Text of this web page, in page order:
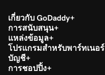
เกี่ยวกับ GoDaddy
การสนับสนุน
แหล่งข้อมูล
โปรแกรมสำหรับพาร์ทเนอร์
บัญชี
การชอปปิ้ง